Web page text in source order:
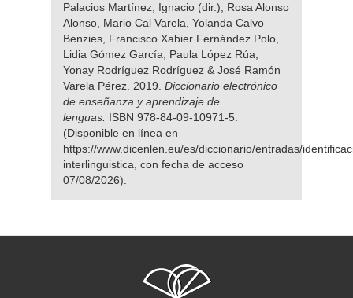
Palacios Martínez, Ignacio (dir.), Rosa Alonso
Alonso, Mario Cal Varela, Yolanda Calvo
Benzies, Francisco Xabier Fernández Polo,
Lidia Gómez García, Paula López Rúa,
Yonay Rodríguez Rodríguez & José Ramón
Varela Pérez. 2019. Diccionario electrónico
de enseñanza y aprendizaje de
lenguas. ISBN 978-84-09-10971-5.
(Disponible en línea en
https://www.dicenlen.eu/es/diccionario/entradas/
interlinguistica, con fecha de acceso
07/08/2026).